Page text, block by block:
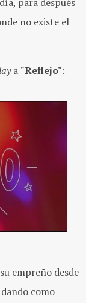
no existe el
a "Reflejo":
empreño desde
como